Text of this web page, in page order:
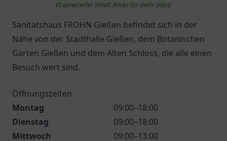
KI generierter Inhalt (klicke für mehr Infos)
Sanitätshaus FROHN Gießen befindet sich in der
Nähe von der Stadthalle Gießen, dem Botanischen
Garten Gießen und dem Alten Schloss, die alle einen
Besuch wert sind.
Öffnungszeiten
Montag
09:00–18:00
Dienstag
09:00–18:00
Mittwoch
09:00–13:00